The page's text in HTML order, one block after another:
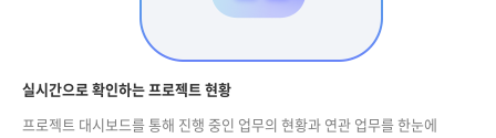
실시간으로 확인하는 프로젝트 현황
프로젝트 대시보드를 통해 진행 중인 업무의 현황과 연관 업무를 한눈에